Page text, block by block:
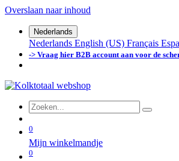
Overslaan naar inhoud
Nederlands
Nederlands English (US) Français
-> Vraag hier B2B account aan voor de
0
Mijn winkelmandje
0